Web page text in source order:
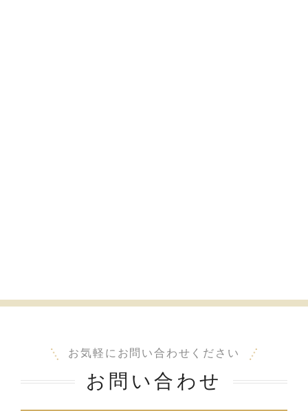
お気軽にお問い合わせください
お問い合わせ